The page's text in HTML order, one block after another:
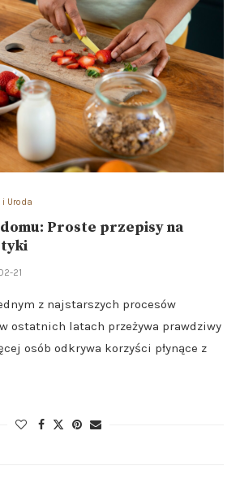
i Uroda
Proste przepisy na
21
z najstarszych procesów
ostatnich latach przeżywa prawdziwy
osób odkrywa korzyści płynące z